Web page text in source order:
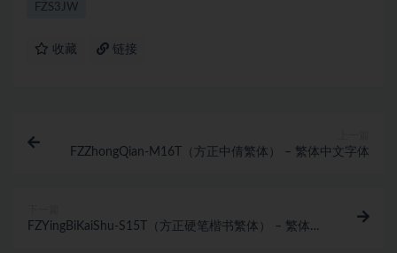
FZS3JW
收藏 链接
FZZhongQian-M16T（方正中倩繁体） – 繁体中文字体
FZYingBiKaiShu-S15T（方正硬笔楷书繁体） – 繁体中